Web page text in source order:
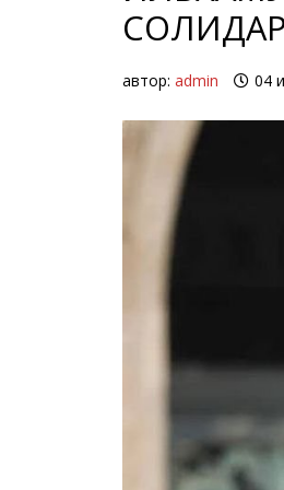
автор: admin 04